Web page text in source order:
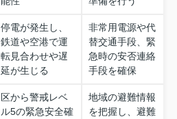
停電が発生し、
鉄道や空港で運
転見合わせや遅
延が生じる
非常用電源や代
替交通手段、緊
急時の安否連絡
手段を確保
区から警戒レベ
ル5の緊急安全確
地域の避難情報
を把握し、避難